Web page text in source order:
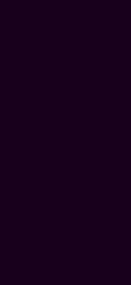
künstliche
Farbe und
Zähne
liegt
auf
das
auftreten.
Kontrollen